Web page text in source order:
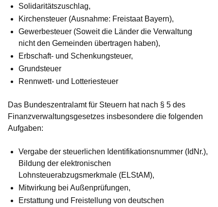
Solidaritätszuschlag,
Kirchensteuer (Ausnahme: Freistaat Bayern),
Gewerbesteuer (Soweit die Länder die Verwaltung
nicht den Gemeinden übertragen haben),
Erbschaft- und Schenkungsteuer,
Grundsteuer
Rennwett- und Lotteriesteuer
Das Bundeszentralamt für Steuern hat nach § 5 des
Finanzverwaltungsgesetzes insbesondere die folgenden
Aufgaben:
Vergabe der steuerlichen Identifikationsnummer (IdNr.),
Bildung der elektronischen
Lohnsteuerabzugsmerkmale (ELStAM),
Mitwirkung bei Außenprüfungen,
Erstattung und Freistellung von deutschen